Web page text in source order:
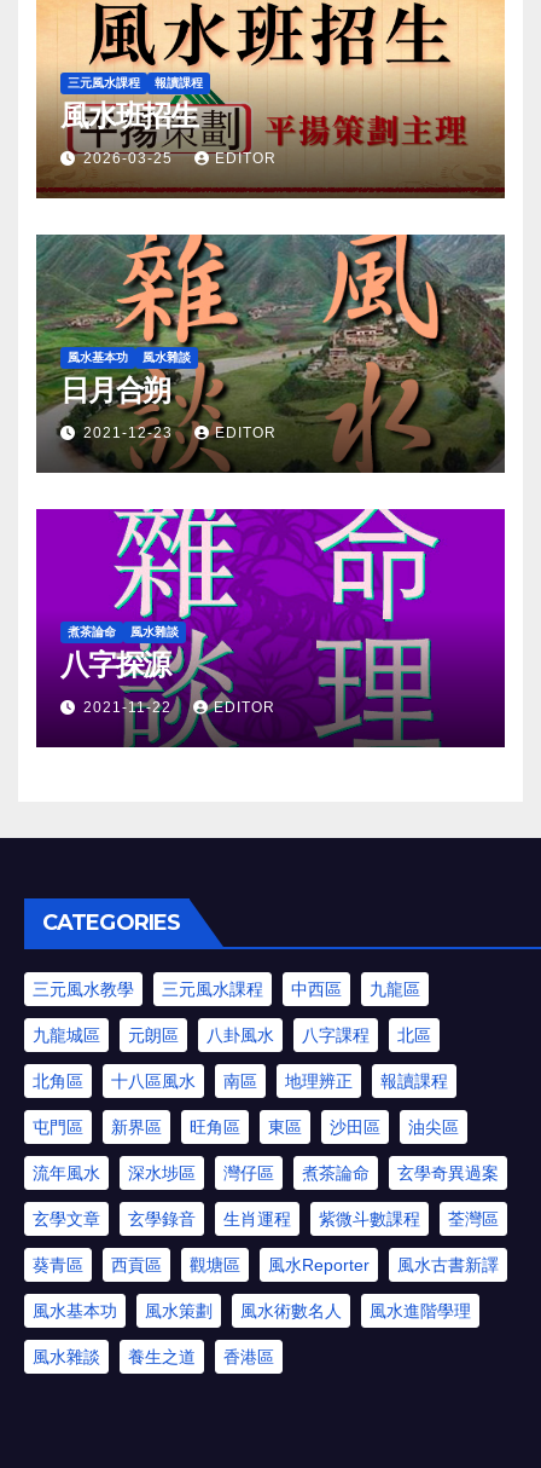
三元風水課程 報讀課程
風水班招生
2026-03-25 EDITOR
風水基本功 風水雜談
日月合朔
2021-12-23 EDITOR
煮茶論命 風水雜談
八字探源
2021-11-22 EDITOR
CATEGORIES
三元風水教學 三元風水課程 中西區 九龍區
九龍城區 元朗區 八卦風水 八字課程 北區
北角區 十八區風水 南區 地理辨正 報讀課程
屯門區 新界區 旺角區 東區 沙田區 油尖區
流年風水 深水埗區 灣仔區 煮茶論命 玄學奇異過案
玄學文章 玄學錄音 生肖運程 紫微斗數課程 荃灣區
葵青區 西貢區 觀塘區 風水Reporter 風水古書新譯
風水基本功 風水策劃 風水術數名人 風水進階學理
風水雜談 養生之道 香港區